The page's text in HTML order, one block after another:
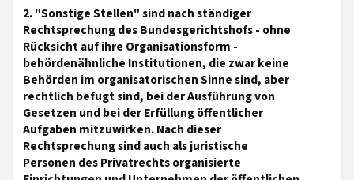
2. "Sonstige Stellen" sind nach ständiger
Rechtsprechung des Bundesgerichtshofs - ohne
Rücksicht auf ihre Organisationsform -
behördenähnliche Institutionen, die zwar keine
Behörden im organisatorischen Sinne sind, aber
rechtlich befugt sind, bei der Ausführung von
Gesetzen und bei der Erfüllung öffentlicher
Aufgaben mitzuwirken. Nach dieser
Rechtsprechung sind auch als juristische
Personen des Privatrechts organisierte